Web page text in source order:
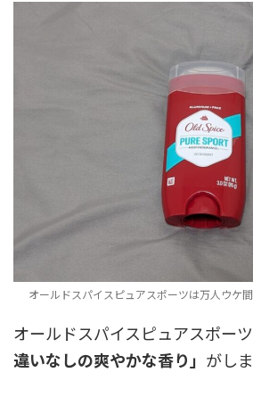
オールドスパイスピュアスポーツは万人ウケ
オールドスパイスピュアスポーツ
違いなしの爽やかな香り」 がしま